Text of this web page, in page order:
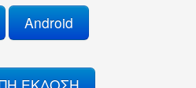
Android